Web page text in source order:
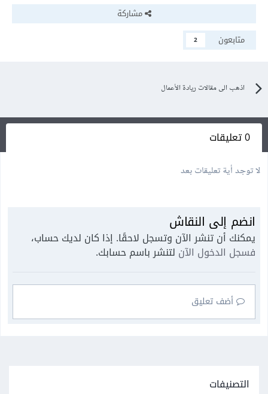
مشاركة
متابعون
2
اذهب الى مقالات ريادة الأعمال
0 تعليقات
لا توجد أية تعليقات بعد
انضم إلى النقاش
يمكنك أن تنشر الآن وتسجل لاحقًا. إذا كان لديك حساب،
فسجل الدخول الآن لتنشر باسم حسابك.
أضف تعليق
التصنيفات